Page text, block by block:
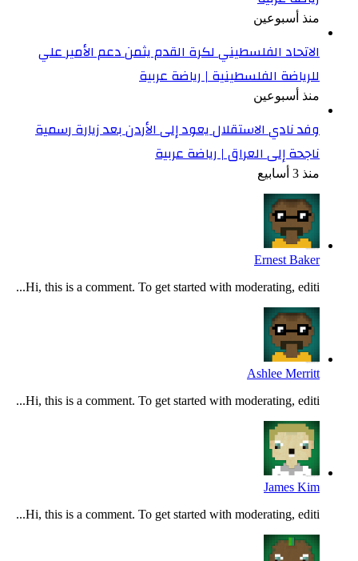
منذ أسبوعين
الاتحاد الفلسطيني لكرة القدم يثمن دعم الأمير علي
للرياضة الفلسطينية | رياضة عربية
منذ أسبوعين
وفد نادي الاستقلال يعود إلى الأردن بعد زيارة رسمية
ناجحة إلى العراق | رياضة عربية
منذ 3 أسابيع
Ernest Baker
Hi, this is a comment. To get started with moderating, editi...
Ashlee Merritt
Hi, this is a comment. To get started with moderating, editi...
James Kim
Hi, this is a comment. To get started with moderating, editi...